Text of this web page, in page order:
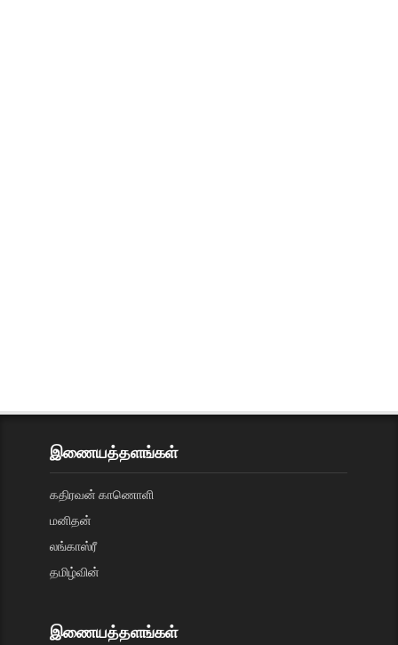
இணையத்தளங்கள்
கதிரவன் காணொளி
மனிதன்
லங்காஸ்ரீ
தமிழ்வின்
இணையத்தளங்கள்